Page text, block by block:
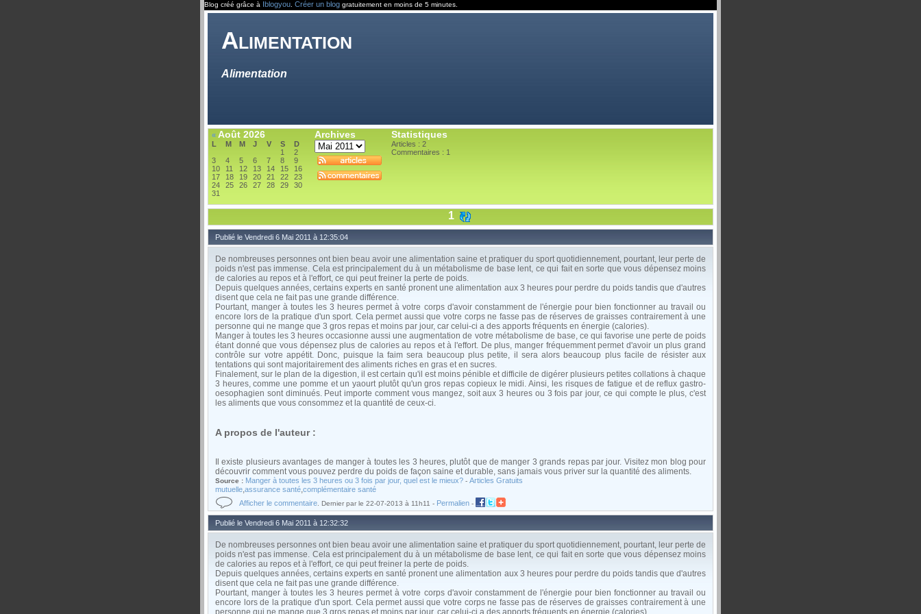
Blog créé grâce à Iblogyou Créer un blog gratuitement en moins de 5 minutes.
Alimentation
Alimentation
« Août 2026
L M M J V S
D
1
2
3
4 5 6 7 8
9
10
11 12 13 14 15
16
17
18 19 20 21 22
23
24
25 26 27 28 29
30
31
Archives Statistiques
Articles : 2
Commentaires : 1
1
Publié le Vendredi 6 Mai 2011 à 12:35:04
De nombreuses personnes ont bien beau avoir une alimentation saine et pratiquer du sport quotidiennement, pourtant, leur perte de
poids n'est pas immense. Cela est principalement du à un métabolisme de base lent, ce qui fait en sorte que vous dépensez moins
de calories au repos et à l'effort, ce qui peut freiner la perte de poids.
Depuis quelques années, certains experts en santé pronent une alimentation aux 3 heures pour perdre du poids tandis que d'autres
disent que cela ne fait pas une grande différence.
Pourtant, manger à toutes les 3 heures permet à votre corps d'avoir constamment de l'énergie pour bien fonctionner au travail ou
encore lors de la pratique d'un sport. Cela permet aussi que votre corps ne fasse pas de réserves de graisses contrairement à une
personne qui ne mange que 3 gros repas et moins par jour, car celui-ci a des apports fréquents en énergie (calories).
Manger à toutes les 3 heures occasionne aussi une augmentation de votre métabolisme de base, ce qui favorise une perte de poids
étant donné que vous dépensez plus de calories au repos et à l'effort. De plus, manger fréquemment permet d'avoir un plus grand
contrôle sur votre appétit. Donc, puisque la faim sera beaucoup plus petite, il sera alors beaucoup plus facile de résister aux
tentations qui sont majoritairement des aliments riches en gras et en sucres.
Finalement, sur le plan de la digestion, il est certain qu'il est moins pénible et difficile de digérer plusieurs petites collations à chaque
3 heures, comme une pomme et un yaourt plutôt qu'un gros repas copieux le midi. Ainsi, les risques de fatigue et de reflux gastro-
oesophagien sont diminués. Peut importe comment vous mangez, soit aux 3 heures ou 3 fois par jour, ce qui compte le plus, c'est
les aliments que vous consommez et la quantité de ceux-ci.
A propos de l'auteur :
Il existe plusieurs avantages de manger à toutes les 3 heures, plutôt que de manger 3 grands repas par jour. Visitez mon blog pour
découvrir comment vous pouvez perdre du poids de façon saine et durable, sans jamais vous priver sur la quantité des aliments.
Source : Manger à toutes les 3 heures ou 3 fois par jour, quel est le mieux? - Articles Gratuits
mutuelle,assurance santé,complémentaire santé
Afficher le commentaire . Dernier par le 22-07-2013 à 11h11 - Permalien -
Publié le Vendredi 6 Mai 2011 à 12:32:32
De nombreuses personnes ont bien beau avoir une alimentation saine et pratiquer du sport quotidiennement, pourtant, leur perte de
poids n'est pas immense. Cela est principalement du à un métabolisme de base lent, ce qui fait en sorte que vous dépensez moins
de calories au repos et à l'effort, ce qui peut freiner la perte de poids.
Depuis quelques années, certains experts en santé pronent une alimentation aux 3 heures pour perdre du poids tandis que d'autres
disent que cela ne fait pas une grande différence.
Pourtant, manger à toutes les 3 heures permet à votre corps d'avoir constamment de l'énergie pour bien fonctionner au travail ou
encore lors de la pratique d'un sport. Cela permet aussi que votre corps ne fasse pas de réserves de graisses contrairement à une
personne qui ne mange que 3 gros repas et moins par jour, car celui-ci a des apports fréquents en énergie (calories).